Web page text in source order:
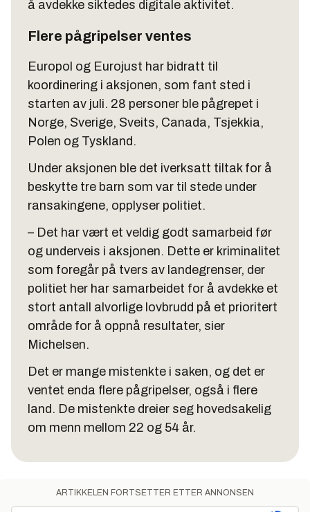
å avdekke siktedes digitale aktivitet.
Flere pågripelser ventes
Europol og Eurojust har bidratt til
koordinering i aksjonen, som fant sted i
starten av juli. 28 personer ble pågrepet i
Norge, Sverige, Sveits, Canada, Tsjekkia,
Polen og Tyskland.
Under aksjonen ble det iverksatt tiltak for å
beskytte tre barn som var til stede under
ransakingene, opplyser politiet.
– Det har vært et veldig godt samarbeid før
og underveis i aksjonen. Dette er kriminalitet
som foregår på tvers av landegrenser, der
politiet her har samarbeidet for å avdekke et
stort antall alvorlige lovbrudd på et prioritert
område for å oppnå resultater, sier
Michelsen.
Det er mange mistenkte i saken, og det er
ventet enda flere pågripelser, også i flere
land. De mistenkte dreier seg hovedsakelig
om menn mellom 22 og 54 år.
ARTIKKELEN FORTSETTER ETTER ANNONSEN